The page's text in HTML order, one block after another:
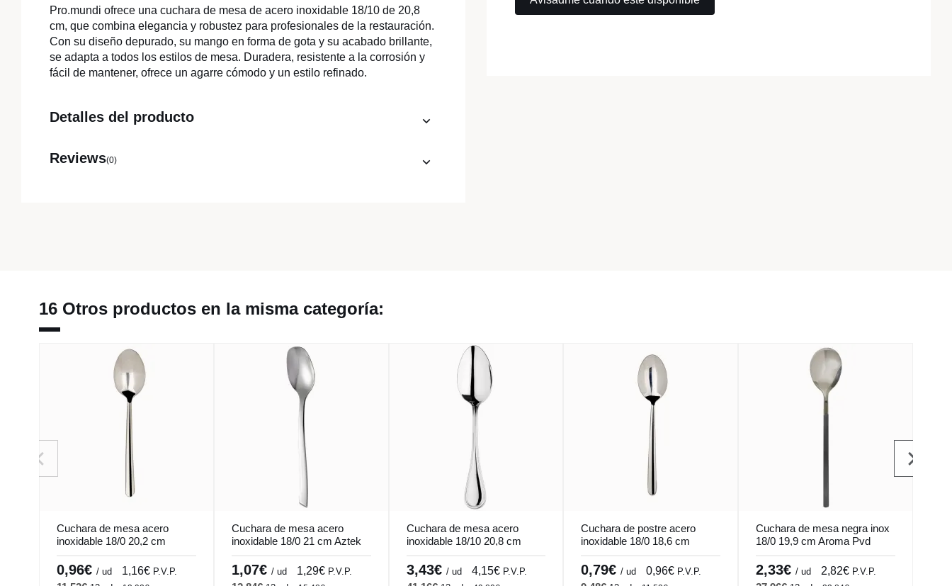
Pro.mundi ofrece una cuchara de mesa de acero inoxidable 18/10 de 20,8
cm, que combina elegancia y robustez para profesionales de la restauración.
Con su diseño depurado, su mango en forma de gota y su acabado brillante,
se adapta a todos los estilos de mesa. Duradera, resistente a la corrosión y
fácil de mantener, ofrece un agarre cómodo y un estilo refinado.
Detalles del producto
Reviews(0)
16 Otros productos en la misma categoría:
Cuchara de mesa acero
inoxidable 18/0 20,2 cm
Arobase Pro.mundi
0,96€ / ud 1,16€ P.V.P.
Cuchara de mesa acero
inoxidable 18/0 21 cm Aztek
Pro.mundi
1,07€ / ud 1,29€ P.V.P.
Cuchara de mesa acero
inoxidable 18/10 20,8 cm
Harmony Pro.mundi
3,43€ / ud 4,15€ P.V.P.
Cuchara de postre acero
inoxidable 18/0 18,6 cm
Arobase Pro.mundi
0,79€/ ud 0,96€ P.V.P.
Cuchara de mesa negra inox
18/0 19,9 cm Aroma Pvd
Negro Pro.mundi
2,33€/ ud 2,82€ P.V.P.